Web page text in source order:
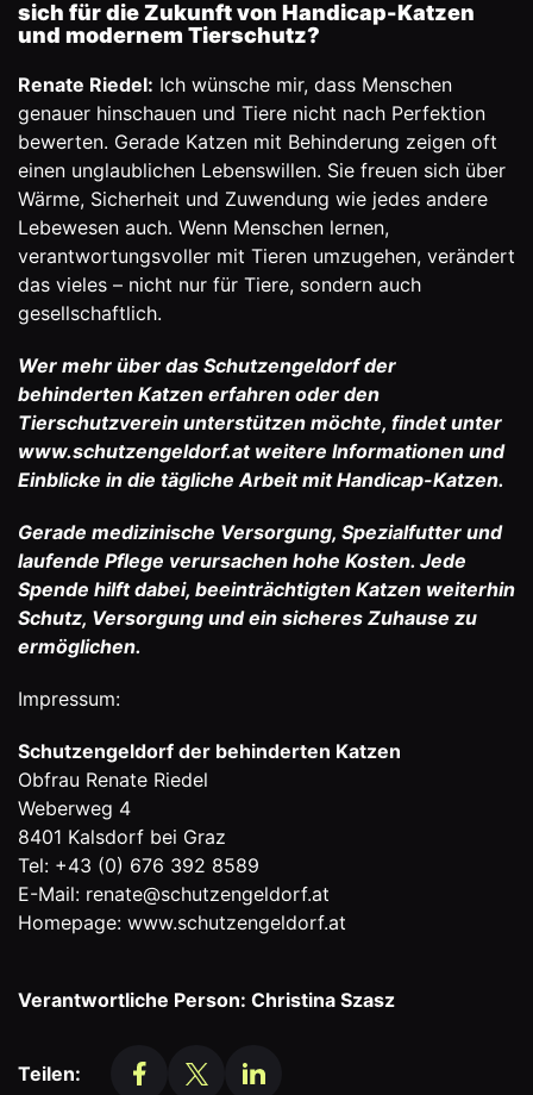
sich für die Zukunft von Handicap-Katzen
und modernem Tierschutz?
Renate Riedel: Ich wünsche mir, dass Menschen
genauer hinschauen und Tiere nicht nach Perfektion
bewerten. Gerade Katzen mit Behinderung zeigen oft
einen unglaublichen Lebenswillen. Sie freuen sich über
Wärme, Sicherheit und Zuwendung wie jedes andere
Lebewesen auch. Wenn Menschen lernen,
verantwortungsvoller mit Tieren umzugehen, verändert
das vieles – nicht nur für Tiere, sondern auch
gesellschaftlich.
Wer mehr über das Schutzengeldorf der
behinderten Katzen erfahren oder den
Tierschutzverein unterstützen möchte, findet unter
www.schutzengeldorf.atweitere Informationen und
Einblicke in die tägliche Arbeit mit Handicap-Katzen.
Gerade medizinische Versorgung, Spezialfutter und
laufende Pflege verursachen hohe Kosten. Jede
Spende hilft dabei, beeinträchtigten Katzen weiterhin
Schutz, Versorgung und ein sicheres Zuhause zu
ermöglichen.
Impressum:
Schutzengeldorf der behinderten Katzen
Obfrau Renate Riedel
Weberweg 4
8401 Kalsdorf bei Graz
Tel: +43 (0) 676 392 8589
E-Mail: renate@schutzengeldorf.at
Homepage: www.schutzengeldorf.at
Verantwortliche Person: Christina Szasz
Teilen: